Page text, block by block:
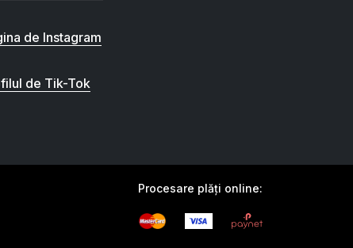
de Instagram
de Tik-Tok
Procesare plăți online: